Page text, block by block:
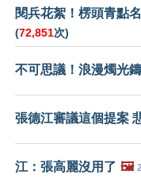
閱兵花絮！楞頭青點
(72,851次)
不可思議！浪漫燭光
張德江審議這個提案
江：張高麗沒用了 🖼️